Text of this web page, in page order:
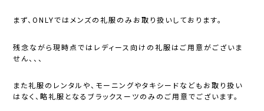
まず、ONLYではメンズの礼服のみ お取り扱いしております。
残念ながら現時点ではレディース向けの礼服はご用意がございま
せん、、、
また礼服のレンタルや、モーニングやタキシードなどもお取り扱い
はなく、略礼服となるブラックスーツのみのご用意でございます。